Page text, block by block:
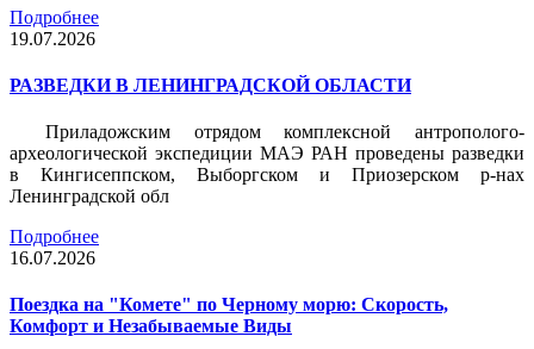
Подробнее
19.07.2026
РАЗВЕДКИ В ЛЕНИНГРАДСКОЙ ОБЛАСТИ
Приладожским отрядом комплексной антрополого-
археологической экспедиции МАЭ РАН проведены разведки
в Кингисеппском, Выборгском и Приозерском р-нах
Ленинградской обл
Подробнее
16.07.2026
Поездка на "Комете" по Черному морю: Скорость,
Комфорт и Незабываемые Виды